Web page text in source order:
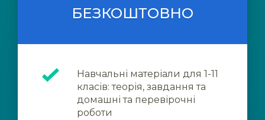
БЕЗКОШТОВНО
Навчальні матеріали для 1-11
класів: теорія, завдання та
домашні та перевірочні
роботи